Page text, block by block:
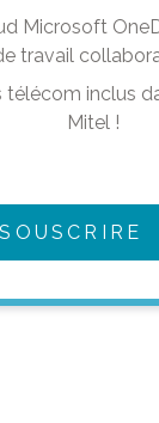
Microsoft
travail
télécom inclus
Mitel !
SOUSCRIRE